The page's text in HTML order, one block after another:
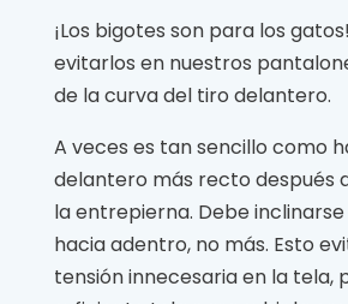
¡Los bigotes son para los
evitarlos en nuestros
de la curva del tiro delantero.
A veces es tan sencillo como
delantero más recto después
la entrepierna. Debe inclinarse
hacia adentro, no más. Esto
tensión innecesaria en la tela,